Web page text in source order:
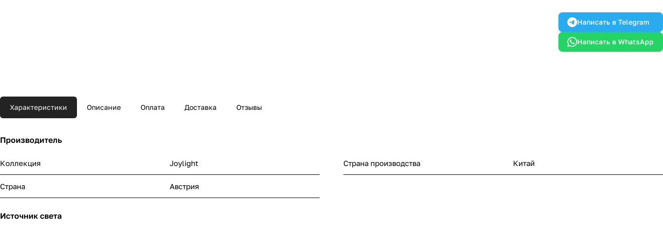
Написать в Telegram
Написать в WhatsApp
Характеристики Описание Оплата Доставка Отзывы
Производитель
Коллекция Joylight Страна производства Китай
Страна Австрия
Источник света